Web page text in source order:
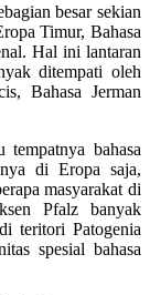
besar sekian
Timur, Bahasa
Hal ini lantaran
ditempati oleh
Bahasa Jerman
bahasa
di Eropa saja,
masyarakat di
Pfalz banyak
teritori Patogenia
spesial bahasa